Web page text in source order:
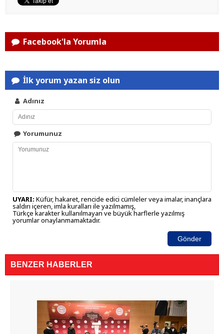
Facebook'la Yorumla
İlk yorum yazan siz olun
Adınız
Yorumunuz
UYARI: Küfür, hakaret, rencide edici cümleler veya imalar, inançlara
saldırı içeren, imla kuralları ile yazılmamış,
Türkçe karakter kullanılmayan ve büyük harflerle yazılmış
yorumlar onaylanmamaktadır.
Gönder
BENZER HABERLER